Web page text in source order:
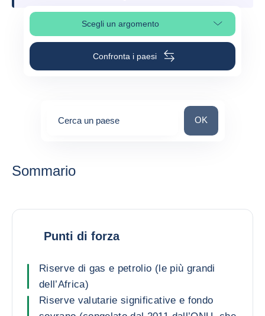
Scegli un argomento
Seleziona una sezione
Confronta i paesi
Cerca un paese Cerca un paese
OK
Sommario
Punti di forza
Riserve di gas e petrolio (le più grandi
dell’Africa)
Riserve valutarie significative e fondo